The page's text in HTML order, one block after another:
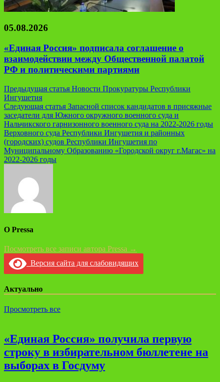
05.08.2026
«Единая Россия» подписала соглашение о
взаимодействии между Общественной палатой
РФ и политическими партиями
Навигация
по
записям
Предыдущая статья Новости Прокуратуры Республики
Ингушетия
Следующая статья Запасной список кандидатов в присяжные
заседатели для Южного окружного военного суда и
Нальчикского гарнизонного военного суда на 2022-2026 годы
Верховного суда Республики Ингушетия и районных
(городских) судов Республики Ингушетия по
Муниципальному Образованию «Городской округ г.Магас» на
2022-2026 годы
О Pressa
Посмотреть все записи автора Pressa →
Версия сайта для слабовидящих
Актуально
Просмотреть все
«Единая Россия» получила первую
строку в избирательном бюллетене на
выборах в Госдуму